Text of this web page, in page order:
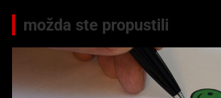
možda ste propustili